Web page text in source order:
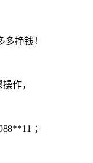
挣钱！
作，
；